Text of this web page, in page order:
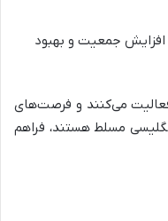
افزایش جمعیت و بهبود
می‌کنند و فرصت‌های
مسلط هستند، فراهم